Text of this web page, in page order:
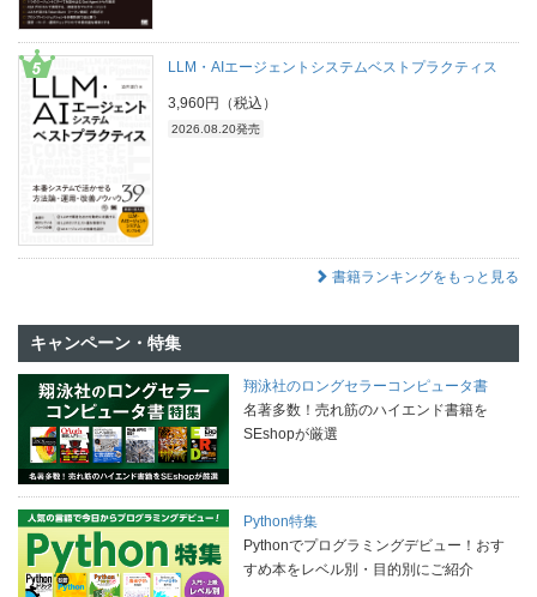
LLM・AIエージェントシステムベストプラクティス
3,960円（税込）
2026.08.20発売
書籍ランキングをもっと見る
キャンペーン・特集
翔泳社のロングセラーコンピュータ書
名著多数！売れ筋のハイエンド書籍を
SEshopが厳選
Python特集
Pythonでプログラミングデビュー！おす
すめ本をレベル別・目的別にご紹介